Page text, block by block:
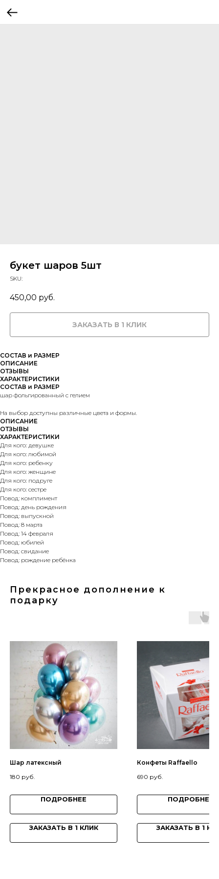
букет шаров 5шт
SKU:
450,00 руб.
ЗАКАЗАТЬ В 1 КЛИК
СОСТАВ и РАЗМЕР
ОПИСАНИЕ
ОТЗЫВЫ
ХАРАКТЕРИСТИКИ
СОСТАВ и РАЗМЕР
шар фольгированный с гелием
На выбор доступны различные цвета и формы.
ОПИСАНИЕ
ОТЗЫВЫ
ХАРАКТЕРИСТИКИ
Для кого: девушке
Для кого: любимой
Для кого: ребенку
Для кого: женщине
Для кого: подруге
Для кого: сестре
Повод: комплимент
Повод: день рождения
Повод: выпускной
Повод: 8 марта
Повод: 14 февраля
Повод: юбилей
Повод: свидание
Повод: рождение ребёнка
Прекрасное дополнение к
подарку
Шар латексный
180 руб.
ПОДРОБНЕЕ
ЗАКАЗАТЬ В 1 КЛИК
Конфеты Raffaello
690 руб.
ПОДРОБНЕЕ
ЗАКАЗАТЬ В 1